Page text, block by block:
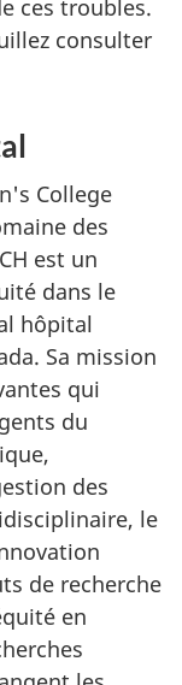
ces troubles.
consulter
College
des
est un
dans le
hôpital
Sa mission
qui
du
des
le
de recherche
en